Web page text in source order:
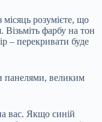
розумієте, що
Візьміть фарбу на тон
– перекривати буде
панелями, великим
вас. Якщо синій